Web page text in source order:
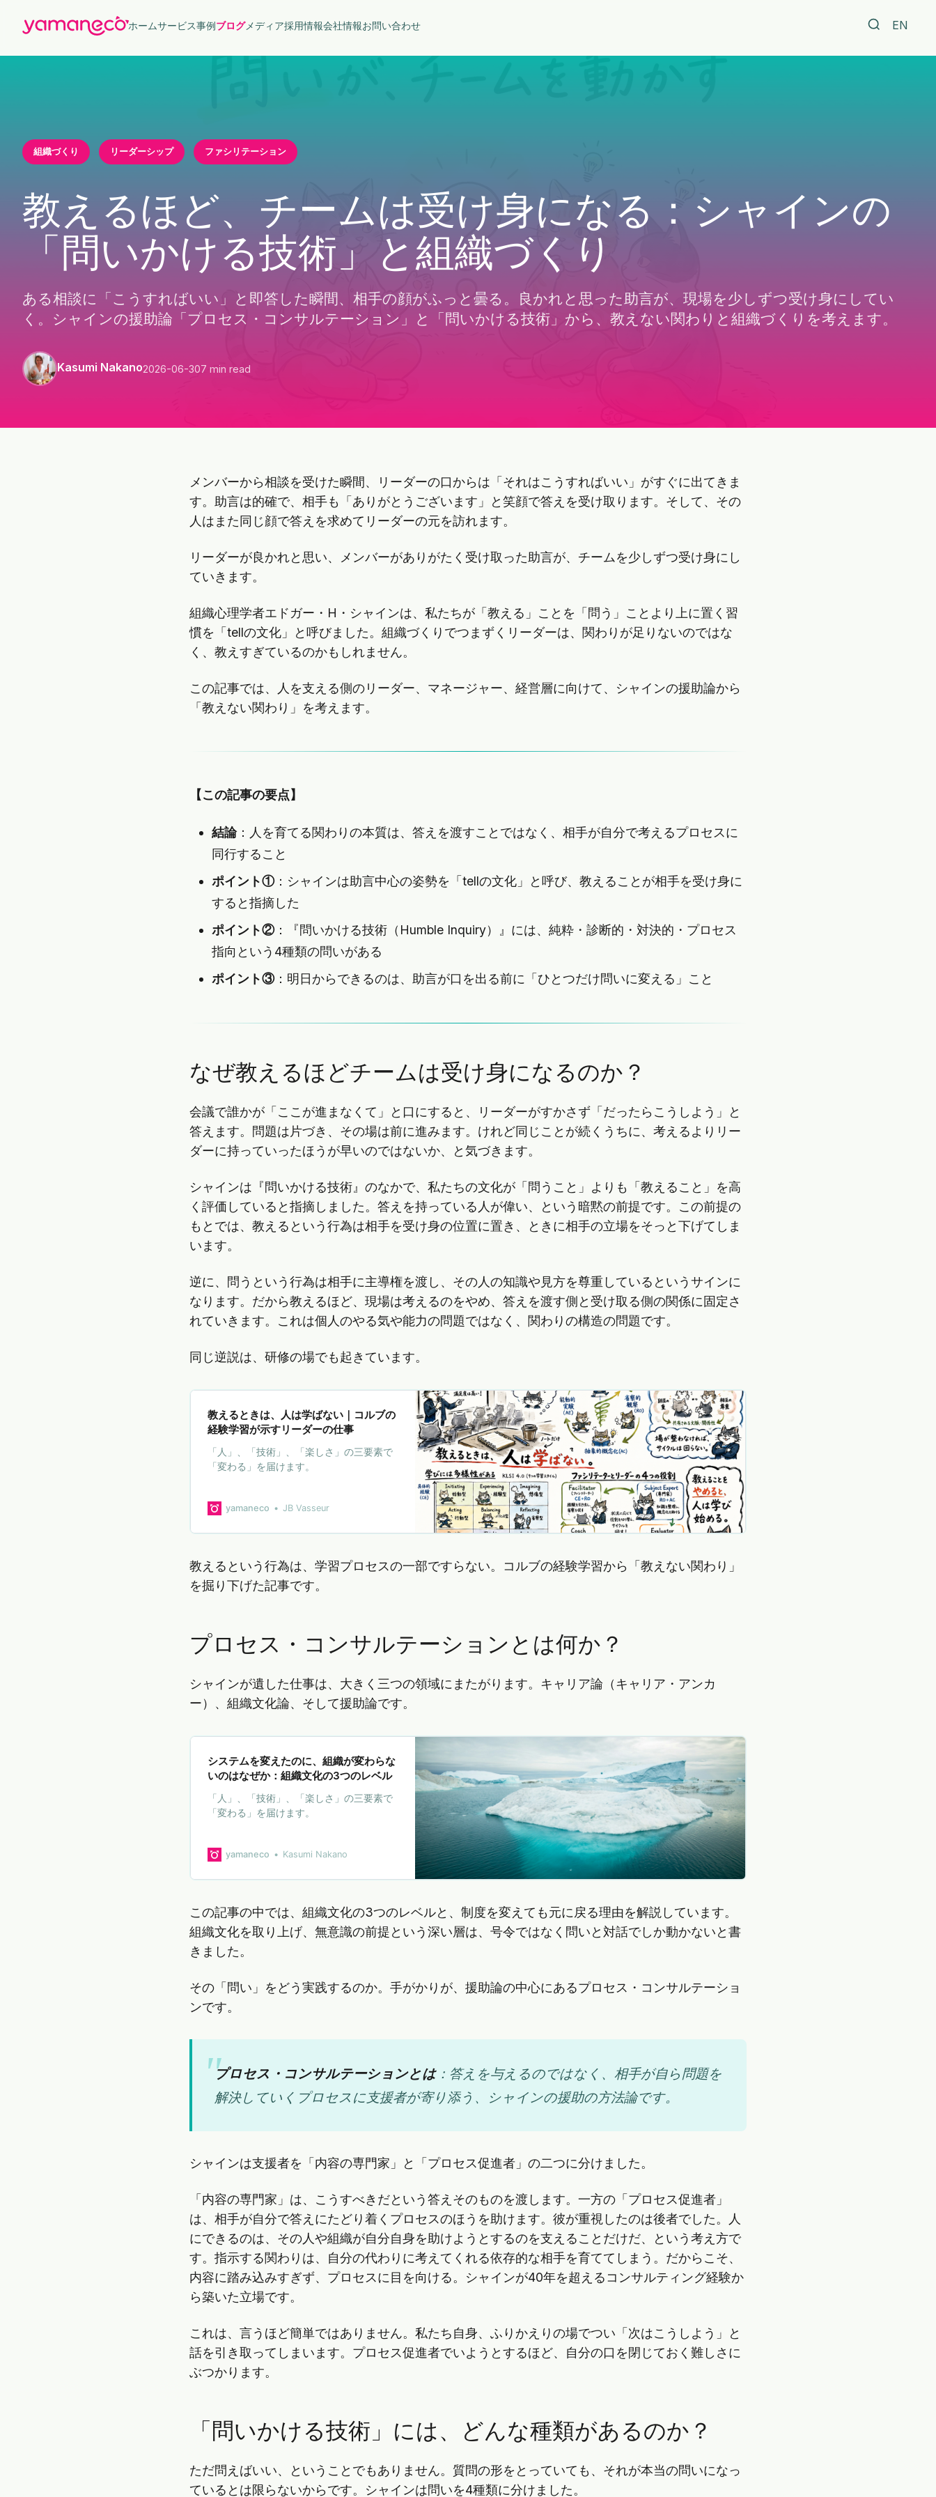
ホームサービス事例ブログメディア採用情報会社情報お問い合わせ EN
組織づくり リーダーシップ ファシリテーション
教えるほど、チームは受け身になる：シャインの
「問いかける技術」と組織づくり
ある相談に「こうすればいい」と即答した瞬間、相手の顔がふっと曇る。良かれと思った助言が、現場を少しずつ受け身にしてい
く。シャインの援助論「プロセス・コンサルテーション」と「問いかける技術」から、教えない関わりと組織づくりを考えます。
Kasumi Nakano2026-06-307 min read
メンバーから相談を受けた瞬間、リーダーの口からは「それはこうすればいい」がすぐに出てきま
す。助言は的確で、相手も「ありがとうございます」と笑顔で答えを受け取ります。そして、その
人はまた同じ顔で答えを求めてリーダーの元を訪れます。
リーダーが良かれと思い、メンバーがありがたく受け取った助言が、チームを少しずつ受け身にし
ていきます。
組織心理学者エドガー・H・シャインは、私たちが「教える」ことを「問う」ことより上に置く習
慣を「tellの文化」と呼びました。組織づくりでつまずくリーダーは、関わりが足りないのではな
く、教えすぎているのかもしれません。
この記事では、人を支える側のリーダー、マネージャー、経営層に向けて、シャインの援助論から
「教えない関わり」を考えます。
【この記事の要点】
結論：人を育てる関わりの本質は、答えを渡すことではなく、相手が自分で考えるプロセスに
同行すること
ポイント①：シャインは助言中心の姿勢を「tellの文化」と呼び、教えることが相手を受け身に
すると指摘した
ポイント②：『問いかける技術（Humble Inquiry）』には、純粋・診断的・対決的・プロセス
指向という4種類の問いがある
ポイント③：明日からできるのは、助言が口を出る前に「ひとつだけ問いに変える」こと
なぜ教えるほどチームは受け身になるのか？
会議で誰かが「ここが進まなくて」と口にすると、リーダーがすかさず「だったらこうしよう」と
答えます。問題は片づき、その場は前に進みます。けれど同じことが続くうちに、考えるよりリー
ダーに持っていったほうが早いのではないか、と気づきます。
シャインは『問いかける技術』のなかで、私たちの文化が「問うこと」よりも「教えること」を高
く評価していると指摘しました。答えを持っている人が偉い、という暗黙の前提です。この前提の
もとでは、教えるという行為は相手を受け身の位置に置き、ときに相手の立場をそっと下げてしま
います。
逆に、問うという行為は相手に主導権を渡し、その人の知識や見方を尊重しているというサインに
なります。だから教えるほど、現場は考えるのをやめ、答えを渡す側と受け取る側の関係に固定さ
れていきます。これは個人のやる気や能力の問題ではなく、関わりの構造の問題です。
同じ逆説は、研修の場でも起きています。
教えるときは、人は学ばない｜コルブの
経験学習が示すリーダーの仕事
「人」、「技術」、「楽しさ」の三要素で
「変わる」を届けます。
yamaneco JB Vasseur
教えるという行為は、学習プロセスの一部ですらない。コルブの経験学習から「教えない関わり」
を掘り下げた記事です。
プロセス・コンサルテーションとは何か？
シャインが遺した仕事は、大きく三つの領域にまたがります。キャリア論（キャリア・アンカ
ー）、組織文化論、そして援助論です。
システムを変えたのに、組織が変わらな
いのはなぜか：組織文化の3つのレベル
「人」、「技術」、「楽しさ」の三要素で
「変わる」を届けます。
yamaneco Kasumi Nakano
この記事の中では、組織文化の3つのレベルと、制度を変えても元に戻る理由を解説しています。
組織文化を取り上げ、無意識の前提という深い層は、号令ではなく問いと対話でしか動かないと書
きました。
その「問い」をどう実践するのか。手がかりが、援助論の中心にあるプロセス・コンサルテーショ
ンです。
プロセス・コンサルテーションとは：答えを与えるのではなく、相手が自ら問題を
解決していくプロセスに支援者が寄り添う、シャインの援助の方法論です。
シャインは支援者を「内容の専門家」と「プロセス促進者」の二つに分けました。
「内容の専門家」は、こうすべきだという答えそのものを渡します。一方の「プロセス促進者」
は、相手が自分で答えにたどり着くプロセスのほうを助けます。彼が重視したのは後者でした。人
にできるのは、その人や組織が自分自身を助けようとするのを支えることだけだ、という考え方で
す。指示する関わりは、自分の代わりに考えてくれる依存的な相手を育ててしまう。だからこそ、
内容に踏み込みすぎず、プロセスに目を向ける。シャインが40年を超えるコンサルティング経験か
ら築いた立場です。
これは、言うほど簡単ではありません。私たち自身、ふりかえりの場でつい「次はこうしよう」と
話を引き取ってしまいます。プロセス促進者でいようとするほど、自分の口を閉じておく難しさに
ぶつかります。
「問いかける技術」には、どんな種類があるのか？
ただ問えばいい、ということでもありません。質問の形をとっていても、それが本当の問いになっ
ているとは限らないからです。シャインは問いを4種類に分けました。